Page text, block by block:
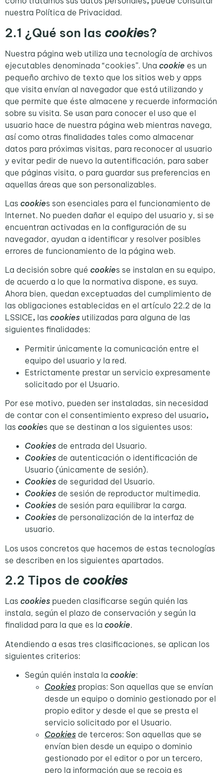
nuestra Política de Privacidad.
2.1 ¿Qué son las cookies?
Nuestra página web utiliza una tecnología de archivos
ejecutables denominada “cookies”. Una cookie es un
pequeño archivo de texto que los sitios web y apps
que visita envían al navegador que está utilizando y
que permite que éste almacene y recuerde información
sobre su visita. Se usan para conocer el uso que el
usuario hace de nuestra página web mientras navega,
así como otras finalidades tales como almacenar
datos para próximas visitas, para reconocer al usuario
y evitar pedir de nuevo la autentificación, para saber
que páginas visita, o para guardar sus preferencias en
aquellas áreas que son personalizables.
Las cookies son esenciales para el funcionamiento de
Internet. No pueden dañar el equipo del usuario y, si se
encuentran activadas en la configuración de su
navegador, ayudan a identificar y resolver posibles
errores de funcionamiento de la página web.
La decisión sobre qué cookies se instalan en su equipo,
de acuerdo a lo que la normativa dispone, es suya.
Ahora bien, quedan exceptuadas del cumplimiento de
las obligaciones establecidas en el artículo 22.2 de la
LSSICE, las cookies utilizadas para alguna de las
siguientes finalidades:
Permitir únicamente la comunicación entre el
equipo del usuario y la red.
Estrictamente prestar un servicio expresamente
solicitado por el Usuario.
Por ese motivo, pueden ser instaladas, sin necesidad
de contar con el consentimiento expreso del usuario,
las cookies que se destinan a los siguientes usos:
Cookies de entrada del Usuario.
Cookies de autenticación o identificación de
Usuario (únicamente de sesión).
Cookies de seguridad del Usuario.
Cookies de sesión de reproductor multimedia.
Cookies de sesión para equilibrar la carga.
Cookies de personalización de la interfaz de
usuario.
Los usos concretos que hacemos de estas tecnologías
se describen en los siguientes apartados.
2.2 Tipos de cookies
Las cookies pueden clasificarse según quién las
instala, según el plazo de conservación y según la
finalidad para la que es la cookie.
Atendiendo a esas tres clasificaciones, se aplican los
siguientes criterios:
Según quién instala la cookie:
Cookies propias: Son aquellas que se envían
desde un equipo o dominio gestionado por el
propio editor y desde el que se presta el
servicio solicitado por el Usuario.
Cookies de terceros: Son aquellas que se
envían bien desde un equipo o dominio
gestionado por el editor o por un tercero,
pero la información que se recoja es